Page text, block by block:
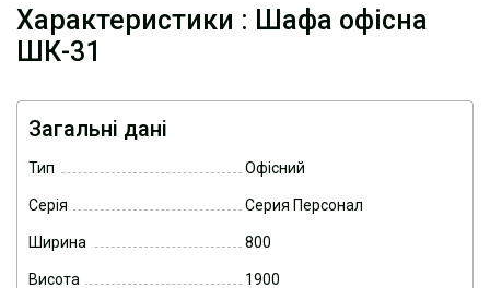
Характеристики : Шафа офісна
ШК-31
Загальні дані
Тип Офісний
Серія Серия Персонал
Ширина 800
Висота 1900